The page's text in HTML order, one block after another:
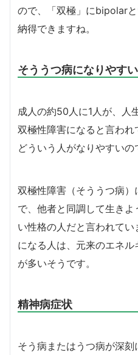
ので、「双極」にbipolar
納得できますね。
そううつ病になりやす
成人の約50人に1人が、人
双極性障害になると言わ
どういう人がなりやすいの
双極性障害（そううつ病
で、他者と同調して生き
い性格の人だと言われて
になる人は、元来のエネ
が多いそうです。
精神病症状
そう病またはうつ病が深